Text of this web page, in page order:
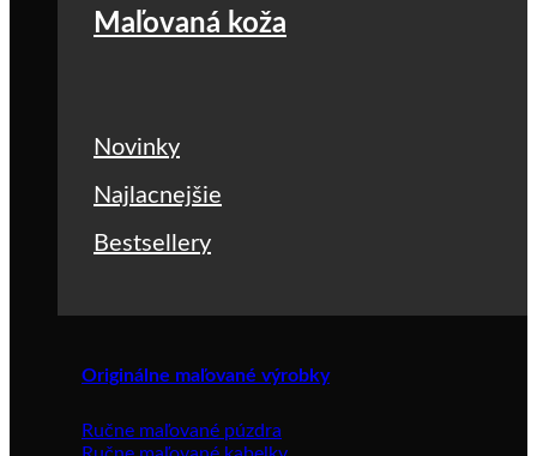
Maľovaná koža
Novinky
Najlacnejšie
Bestsellery
Originálne maľované výrobky
Ručne maľované púzdra